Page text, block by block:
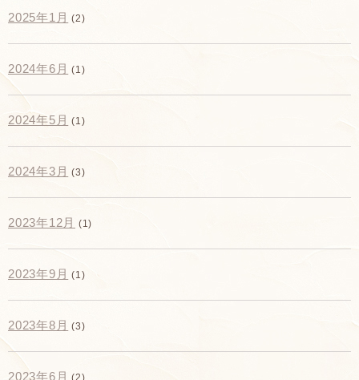
2025年1月 (2)
2024年6月 (1)
2024年5月 (1)
2024年3月 (3)
2023年12月 (1)
2023年9月 (1)
2023年8月 (3)
2023年6月 (2)